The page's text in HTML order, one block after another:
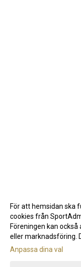
Gå
För att hemsidan ska
cookies från
Föreningen kan
eller marknadsföring.
Anpassa dina val